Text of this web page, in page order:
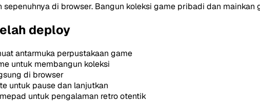
di browser. Bangun koleksi game pribadi dan
deploy
antarmuka perpustakaan game
untuk membangun koleksi
di browser
untuk pause dan lanjutkan
untuk pengalaman retro otentik